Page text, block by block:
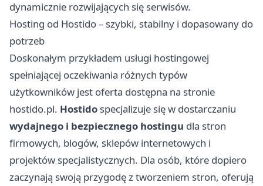
dynamicznie rozwijających się serwisów.
Hosting od Hostido – szybki, stabilny i dopasowany do
potrzeb
Doskonałym przykładem usługi hostingowej
spełniającej oczekiwania różnych typów
użytkowników jest oferta dostępna na stronie
hostido.pl. Hostido specjalizuje się w dostarczaniu
wydajnego i bezpiecznego hostingu dla stron
firmowych, blogów, sklepów internetowych i
projektów specjalistycznych. Dla osób, które dopiero
zaczynają swoją przygodę z tworzeniem stron, oferują